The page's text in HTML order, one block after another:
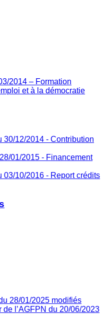
2014 – Formation
et à la démocratie
30/12/2014 - Contribution
01/2015 - Financement
03/10/2016 - Report crédits
28/01/2025 modifiés
l’AGFPN du 20/06/2023